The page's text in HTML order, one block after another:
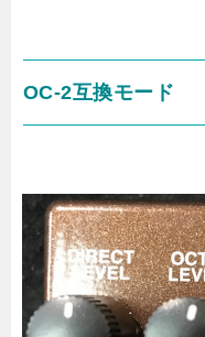
OC-2互換モード